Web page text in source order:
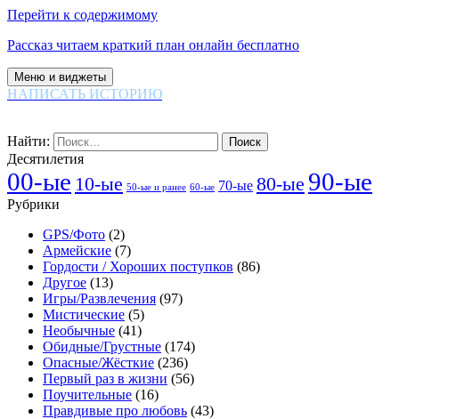
Перейти к содержимому
Рассказ читаем краткий план онлайн бесплатно
Меню и виджеты
НАПИСАТЬ ИСТОРИЮ
Найти:
Десятилетия
00-ые 10-ые 50-ые и ранее 60-ые 70-ые 80-ые 90-ые
Рубрики
GPS/Фото (2)
Армейские (7)
Гордости / Хороших поступков (86)
Другое (13)
Игры/Развлечения (97)
Мистические (5)
Необычные (41)
Обидные/Грустные (174)
Опасные/Жёсткие (236)
Первый раз в жизни (56)
Поучительные (16)
Правдивые про любовь (43)